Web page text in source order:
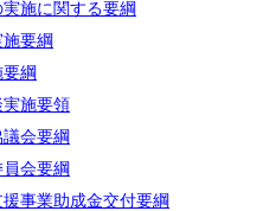
施に関する要綱
要綱
綱
施要領
会要綱
会要綱
事業助成金交付要綱